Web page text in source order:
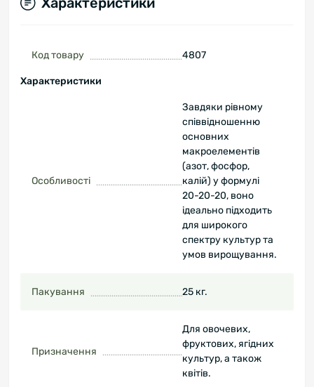
Код товару 4807
Характеристики
Особливості
Завдяки рівному
співвідношенню
основних
макроелементів
(азот, фосфор,
калій) у формулі
20-20-20, воно
ідеально підходить
для широкого
спектру культур та
умов вирощування.
Пакування 25 кг.
Призначення
Для овочевих,
фруктових, ягідних
культур, а також
квітів.